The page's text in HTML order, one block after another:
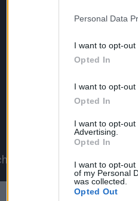
Personal Data
I want to opt-out
Opted In
I want to opt-out
Opted In
I want to opt-
Advertising.
Opted In
I want to opt-
of my Personal
was collected.
Opted Out